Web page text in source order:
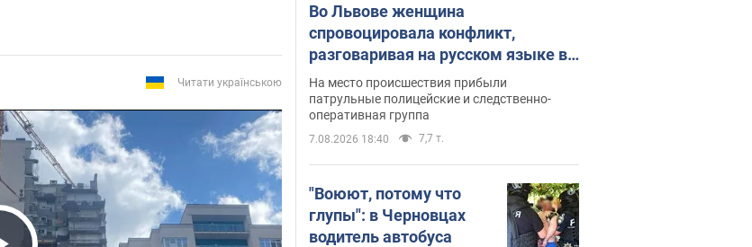
Читати українською
Во Львове женщина
спровоцировала конфликт,
разговаривая на русском языке в
маршрутке: полиция составила
административный протокол.
Видео
На место происшествия прибыли
патрульные полицейские и следственно-
оперативная группа
7.08.2026 18:40 7,7 т.
"Воюют, потому что
глупы": в Черновцах
водитель автобуса